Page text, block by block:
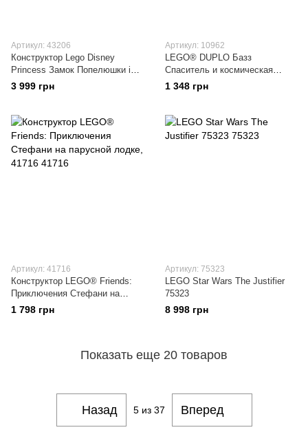
Артикул: 43206
Конструктор Lego Disney
Princess Замок Попелюшки і
Прекрасного принца 43206
3 999 грн
Артикул: 10962
LEGO® DUPLO Базз
Спаситель и космическая
миссия, 10962
1 348 грн
Артикул: 41716
Конструктор LEGO® Friends:
Приключения Стефани на
парусной лодке, 41716
1 798 грн
Артикул: 75323
LEGO Star Wars The Justifier
75323
8 998 грн
Показать еще 20 товаров
Назад 5из 37 Вперед